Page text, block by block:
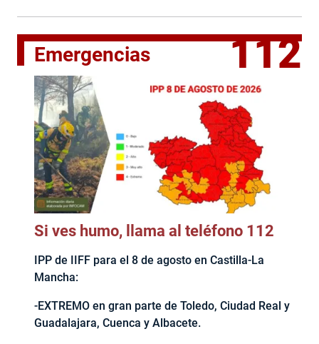
Emergencias 112
Si ves humo, llama al teléfono 112
IPP de IIFF para el 8 de agosto en Castilla-La
Mancha:
-EXTREMO en gran parte de Toledo, Ciudad Real y
Guadalajara, Cuenca y Albacete.